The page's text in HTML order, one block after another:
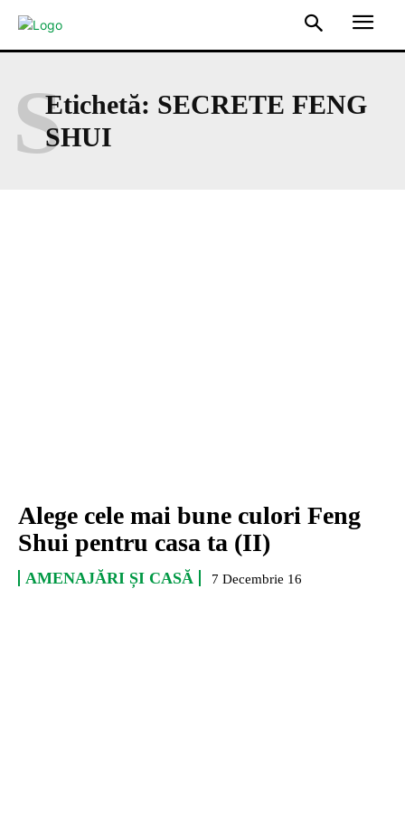
Etichetă: SECRETE FENG
SHUI
S
Alege cele mai bune culori Feng
Shui pentru casa ta (II)
AMENAJĂRI ȘI CASĂ 7 Decembrie 16